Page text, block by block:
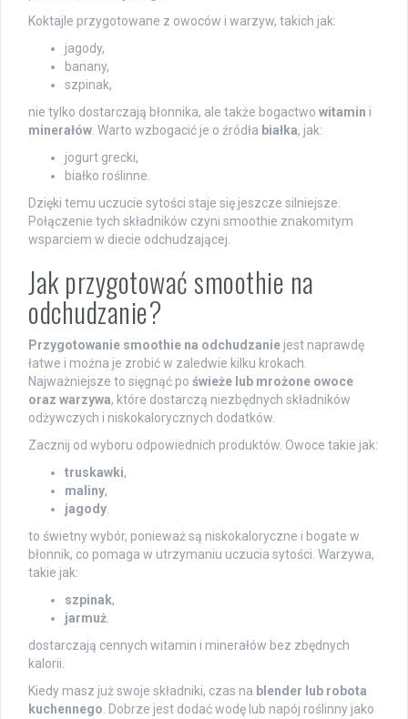
Koktajle przygotowane z owoców i warzyw, takich jak:
jagody,
banany,
szpinak,
nie tylko dostarczają błonnika, ale także bogactwo witamin i
minerałów. Warto wzbogacić je o źródła białka, jak:
jogurt grecki,
białko roślinne.
Dzięki temu uczucie sytości staje się jeszcze silniejsze.
Połączenie tych składników czyni smoothie znakomitym
wsparciem w diecie odchudzającej.
Jak przygotować smoothie na
odchudzanie?
Przygotowanie smoothie na odchudzanie jest naprawdę
łatwe i można je zrobić w zaledwie kilku krokach.
Najważniejsze to sięgnąć po świeże lub mrożone owoce
oraz warzywa, które dostarczą niezbędnych składników
odżywczych i niskokalorycznych dodatków.
Zacznij od wyboru odpowiednich produktów. Owoce takie jak:
truskawki,
maliny,
jagody.
to świetny wybór, ponieważ są niskokaloryczne i bogate w
błonnik, co pomaga w utrzymaniu uczucia sytości. Warzywa,
takie jak:
szpinak,
jarmuż.
dostarczają cennych witamin i minerałów bez zbędnych
kalorii.
Kiedy masz już swoje składniki, czas na blender lub robota
kuchennego. Dobrze jest dodać wodę lub napój roślinny jako